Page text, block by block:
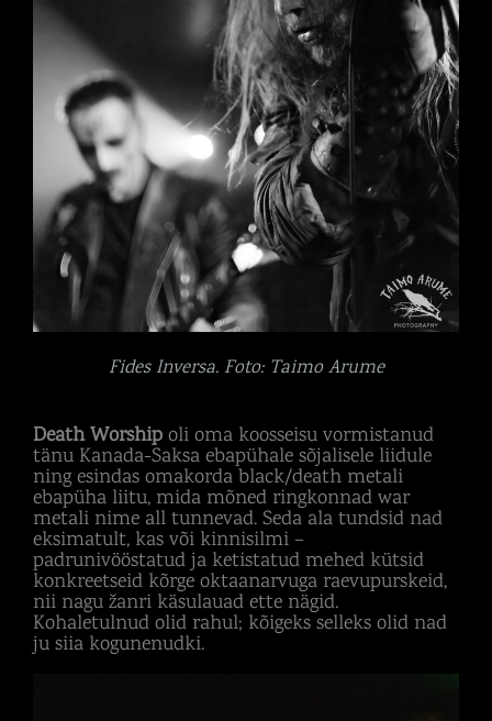
Fides Inversa. Foto: Taimo Arume
Death Worship oli oma koosseisu vormistanud
tänu Kanada-Saksa ebapühale sõjalisele liidule
ning esindas omakorda black/death metali
ebapüha liitu, mida mõned ringkonnad war
metali nime all tunnevad. Seda ala tundsid nad
eksimatult, kas või kinnisilmi –
padrunivööstatud ja ketistatud mehed kütsid
konkreetseid kõrge oktaanarvuga raevupurskeid,
nii nagu žanri käsulauad ette nägid.
Kohaletulnud olid rahul; kõigeks selleks olid nad
ju siia kogunenudki.